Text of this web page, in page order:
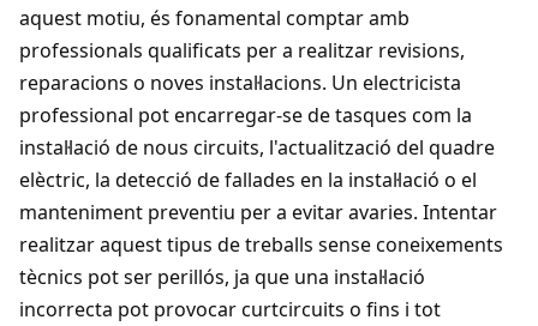
aquest motiu, és fonamental comptar amb
professionals qualificats per a realitzar revisions,
reparacions o noves instal·lacions. Un electricista
professional pot encarregar-se de tasques com la
instal·lació de nous circuits, l'actualització del quadre
elèctric, la detecció de fallades en la instal·lació o el
manteniment preventiu per a evitar avaries. Intentar
realitzar aquest tipus de treballs sense coneixements
tècnics pot ser perillós, ja que una instal·lació
incorrecta pot provocar curtcircuits o fins i tot